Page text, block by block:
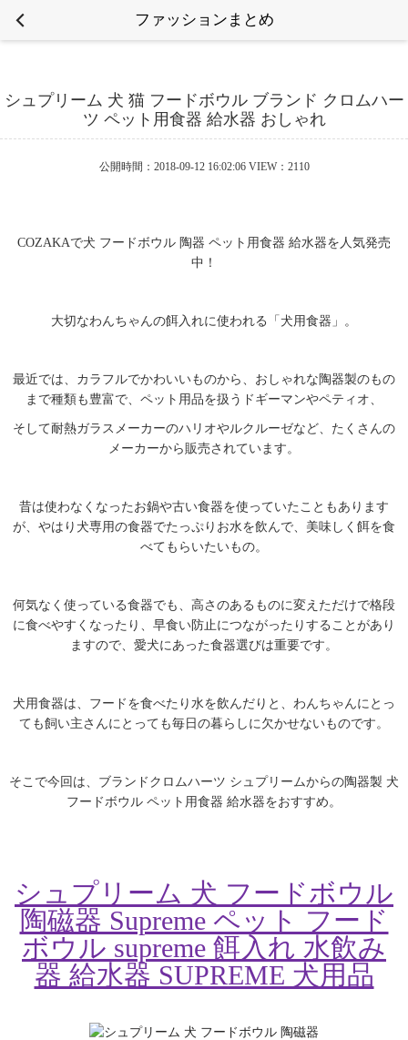
ファッションまとめ
シュプリーム 犬 猫 フードボウル ブランド クロムハー
ツ ペット用食器 給水器 おしゃれ
公開時間：2018-09-12 16:02:06 VIEW：2110
COZAKAで犬 フードボウル 陶器 ペット用食器 給水器を人気発売
中！
大切なわんちゃんの餌入れに使われる「犬用食器」。
最近では、カラフルでかわいいものから、おしゃれな陶器製のもの
まで種類も豊富で、ペット用品を扱うドギーマンやペティオ、
そして耐熱ガラスメーカーのハリオやルクルーゼなど、たくさんの
メーカーから販売されています。
昔は使わなくなったお鍋や古い食器を使っていたこともあります
が、やはり犬専用の食器でたっぷりお水を飲んで、美味しく餌を食
べてもらいたいもの。
何気なく使っている食器でも、高さのあるものに変えただけで格段
に食べやすくなったり、早食い防止につながったりすることがあり
ますので、愛犬にあった食器選びは重要です。
犬用食器は、フードを食べたり水を飲んだりと、わんちゃんにとっ
ても飼い主さんにとっても毎日の暮らしに欠かせないものです。
そこで今回は、ブランドクロムハーツ シュプリームからの陶器製 犬
フードボウル ペット用食器 給水器をおすすめ。
シュプリーム 犬 フードボウル
陶磁器 Supreme ペット フード
ボウル supreme 餌入れ 水飲み
器 給水器 SUPREME 犬用品